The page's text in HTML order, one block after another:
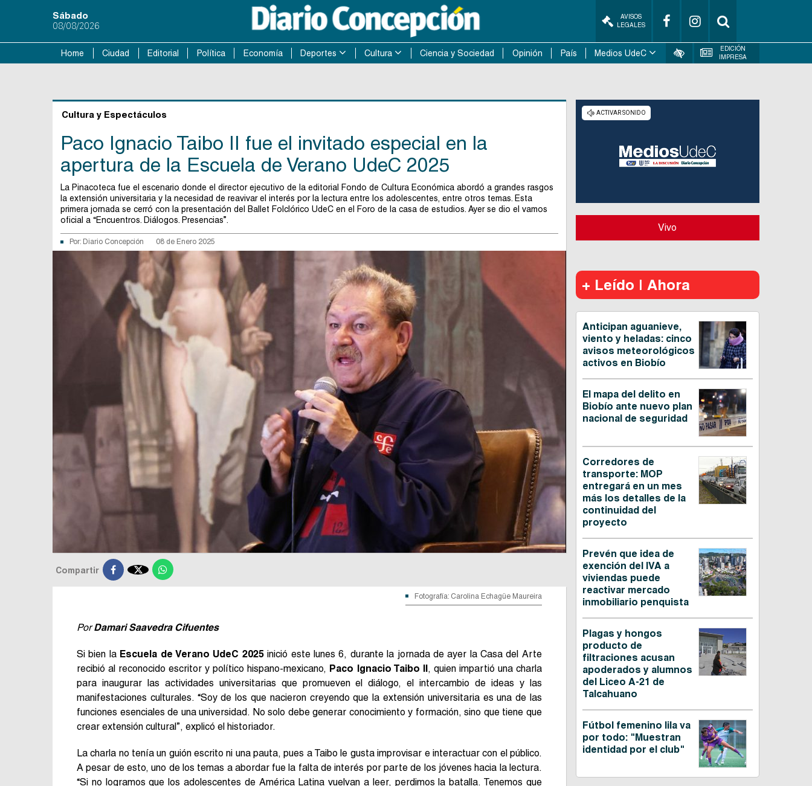
Sábado
08/08/2026
AVISOS
LEGALES
Home Ciudad Editorial Política Economía Deportes Cultura Ciencia y Sociedad Opinión País Medios UdeC
EDICIÓN
IMPRESA
Cultura y Espectáculos
Paco Ignacio Taibo II fue el invitado especial en la
apertura de la Escuela de Verano UdeC 2025
La Pinacoteca fue el escenario donde el director ejecutivo de la editorial Fondo de Cultura Económica abordó a grandes rasgos
la extensión universitaria y la necesidad de reavivar el interés por la lectura entre los adolescentes, entre otros temas. Esta
primera jornada se cerró con la presentación del Ballet Folclórico UdeC en el Foro de la casa de estudios. Ayer se dio el vamos
oficial a “Encuentros. Diálogos. Presencias”.
Por: Diario Concepción 08 de Enero 2025
Compartir 
Fotografía: Carolina Echagüe Maureira
PorDamari Saavedra Cifuentes
Si bien la Escuela de Verano UdeC 2025inició este lunes 6, durante la jornada de ayer la Casa del Arte
recibió al reconocido escritor y político hispano-mexicano, Paco Ignacio Taibo II, quien impartió una charla
para inaugurar las actividades universitarias que promueven el diálogo, el intercambio de ideas y las
manifestaciones culturales. “Soy de los que nacieron creyendo que la extensión universitaria es una de las
funciones esenciales de una universidad. No solo debe generar conocimiento y formación, sino que tiene que
crear extensión cultural”, explicó el historiador.
La charla no tenía un guión escrito ni una pauta, pues a Taibo le gusta improvisar e interactuar con el público.
A pesar de esto, uno de los temas a abordar fue la falta de interés por parte de los jóvenes hacia la lectura.
“Si no logramos que los adolescentes de América Latina vuelvan a leer, perdimos la batalla. Tenemos que
Vivo
+ Leído | Ahora
Anticipan aguanieve,
viento y heladas: cinco
avisos meteorológicos
activos en Biobío
El mapa del delito en
Biobío ante nuevo plan
nacional de seguridad
Corredores de
transporte: MOP
entregará en un mes
más los detalles de la
continuidad del
proyecto
Prevén que idea de
exención del IVA a
viviendas puede
reactivar mercado
inmobiliario penquista
Plagas y hongos
producto de
filtraciones acusan
apoderados y alumnos
del Liceo A-21 de
Talcahuano
Fútbol femenino lila va
por todo: "Muestran
identidad por el club"